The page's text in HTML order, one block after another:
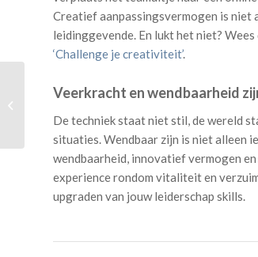
Creatief aanpassingsvermogen is niet
leidinggevende. En lukt het niet?
‘Challenge je creativiteit’.
Veerkracht en wendbaarheid
De techniek staat niet stil, de wereld
situaties. Wendbaar zijn is niet alleen
wendbaarheid, innovatief vermogen
experience rondom vitaliteit en
upgraden van jouw leiderschap skills.
Pak je rustmoment
virtuele minibreak